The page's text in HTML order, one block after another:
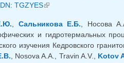
ссылка)
TGZYES(внешняя ссылка)
Сальникова Е.Б. , Носова
и гидротермальных
изучения Кедровского
, Nosova A.A., Travin A.V., Kotov